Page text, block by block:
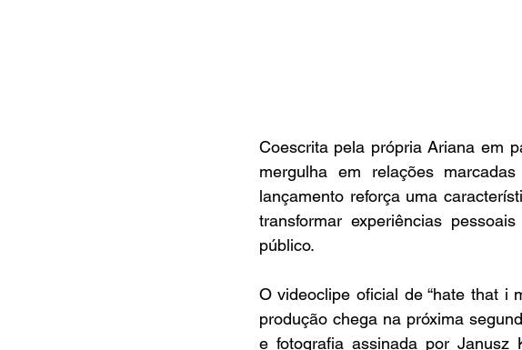
Coescrita pela própria Ariana em
mergulha em relações
lançamento reforça uma
transformar experiências
público.
O videoclipe oficial de “hate that i
produção chega na próxima
e fotografia assinada por Janusz